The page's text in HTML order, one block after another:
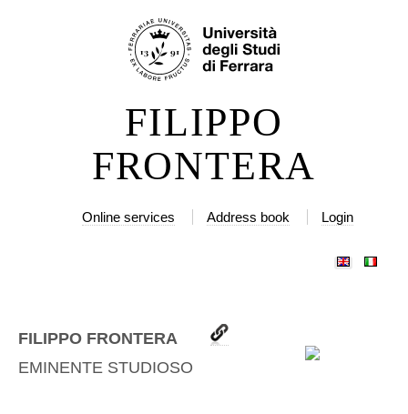
FILIPPO
FRONTERA
Online services Address book Login
FILIPPO FRONTERA
EMINENTE STUDIOSO